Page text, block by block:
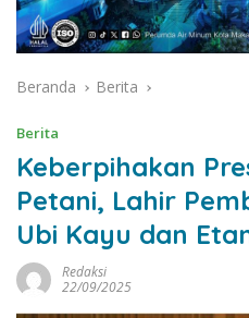
Beranda Berita
Berita
Keberpihakan
Petani, Lahir
Ubi Kayu dan
Redaksi
22/09/2025